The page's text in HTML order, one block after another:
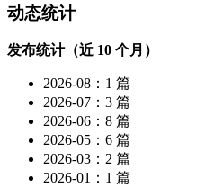
动态统计
发布统计（近 10 个月）
2026-08：1 篇
2026-07：3 篇
2026-06：8 篇
2026-05：6 篇
2026-03：2 篇
2026-01：1 篇